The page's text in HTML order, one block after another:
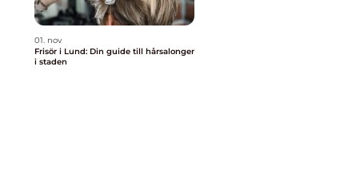
01. nov
Frisör i Lund: Din guide till hårsalonger
i staden